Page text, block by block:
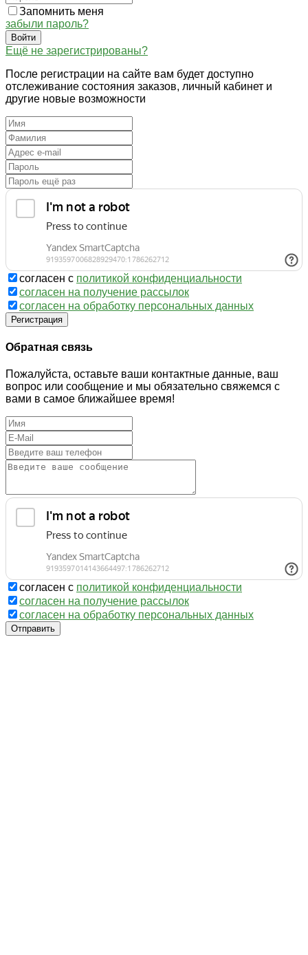
Запомнить меня
забыли пароль?
Войти
Ещё не зарегистрированы?
После регистрации на сайте вам будет доступно
отслеживание состояния заказов, личный кабинет и
другие новые возможности
согласен с политикой конфиденциальности
согласен на получение рассылок
согласен на обработку персональных данных
Регистрация
Обратная связь
Пожалуйста, оставьте ваши контактные данные, ваш
вопрос или сообщение и мы обязательно свяжемся с
вами в самое ближайшее время!
согласен с политикой конфиденциальности
согласен на получение рассылок
согласен на обработку персональных данных
Отправить